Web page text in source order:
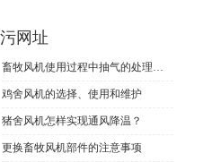
网址
鸡舍风机的选择、使用和维护
猪舍风机怎样实现通风降温？
更换畜牧风机部件的注意事项